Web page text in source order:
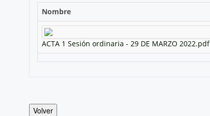
Nombre
ACTA 1 Sesión ordinaria - 29 DE MARZO 2022.pdf
Volver